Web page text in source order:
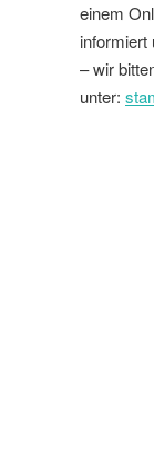
einem
informiert
– wir
unter: